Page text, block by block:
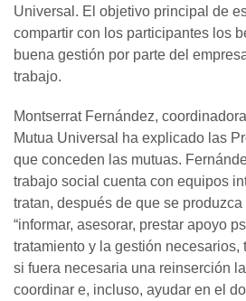
Universal. El objetivo principal de
compartir con los participantes los
buena gestión por parte del
trabajo.
Montserrat Fernández,
Mutua Universal ha explicado las
que conceden las mutuas.
trabajo social cuenta con equipos
tratan, después de que se
“informar, asesorar, prestar apoyo
tratamiento y la gestión necesarios,
si fuera necesaria una reinserción
coordinar e, incluso, ayudar en el